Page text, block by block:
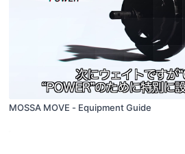
MOSSA MOVE - Equipment Guide